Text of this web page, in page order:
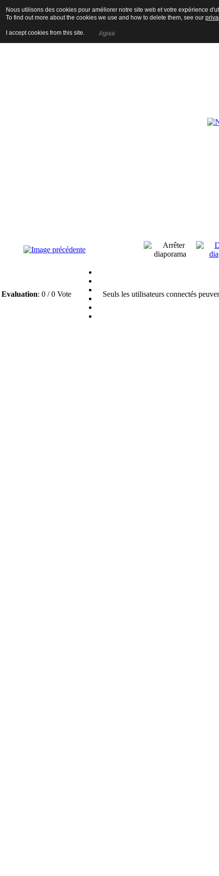
Evaluation: 0 / 0 Vote Seuls les utilisateurs connectés
Nous utilisons des cookies pour améliorer notre site web et votre expérience
To find out more about the cookies we use and how to delete them, see our
I accept cookies from this site. Agree